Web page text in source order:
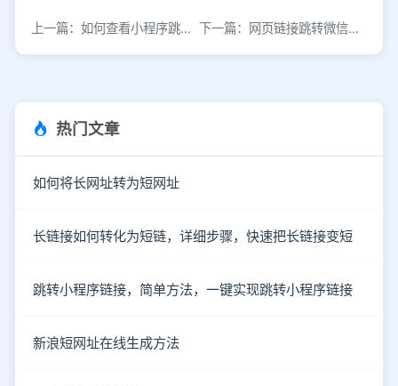
上一篇：如何查看小程序跳转链接的完整方法 下一篇：网页链接跳转微信小程序的方法与实现步骤
热门文章
如何将长网址转为短网址
长链接如何转化为短链，详细步骤，快速把长链接变短
跳转小程序链接，简单方法，一键实现跳转小程序链接
新浪短网址在线生成方法